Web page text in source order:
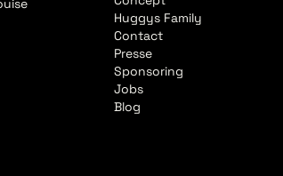
Huggys Family
Contact
Presse
Sponsoring
Jobs
Blog